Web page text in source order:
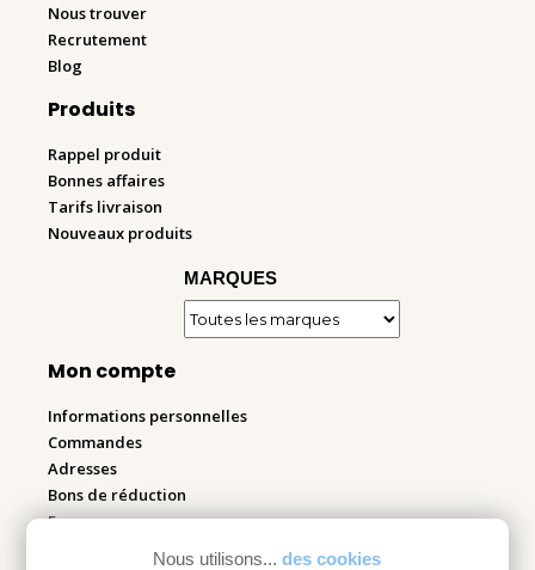
Nous utilisons... des cookies
Nous trouver
Recrutement
Blog
Produits
Rappel produit
Bonnes affaires
Tarifs livraison
Nouveaux produits
MARQUES
Mon compte
Informations personnelles
Commandes
Adresses
Bons de réduction
Espace pro